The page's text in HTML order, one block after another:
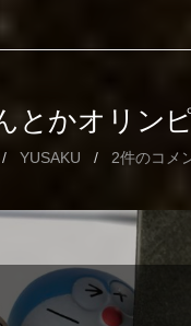
とかオリン
/ YUSAKU / 2件のコメ